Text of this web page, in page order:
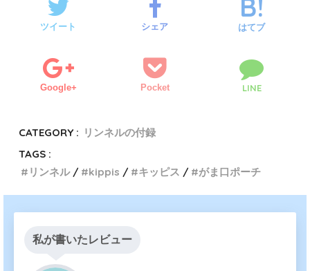
ツイート シェア はてブ
Google+ Pocket LINE
CATEGORY : リンネルの付録
TAGS :
リンネル
kippis キッピス がま口ポーチ
私が書いたレビュー